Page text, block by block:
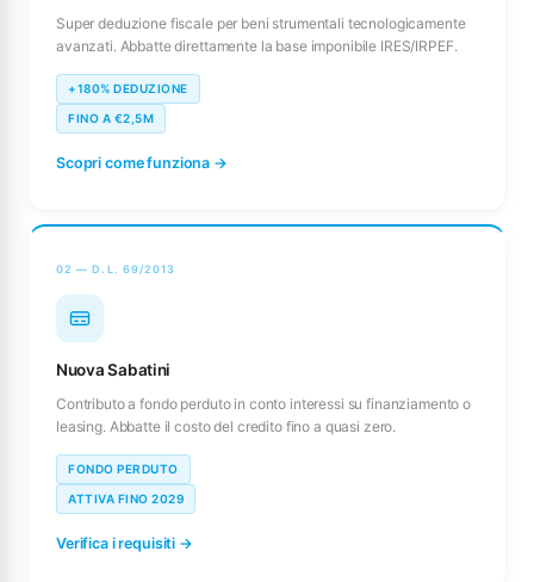
Super deduzione fiscale per beni strumentali tecnologicamente
avanzati. Abbatte direttamente la base imponibile IRES/IRPEF.
+180% DEDUZIONE
FINO A €2,5M
Scopri come funziona →
02 — D.L. 69/2013
Nuova Sabatini
Contributo a fondo perduto in conto interessi su finanziamento o
leasing. Abbatte il costo del credito fino a quasi zero.
FONDO PERDUTO
ATTIVA FINO 2029
Verifica i requisiti →